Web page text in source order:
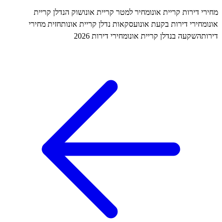
דירות קריית אונומחיר למטר קריית אונושוק הנדלן קריית
דירות בקעת אונועסקאות נדלן קריית אונותחזית מחירי
השקעה בנדלן קריית אונומחירי דירות 2026